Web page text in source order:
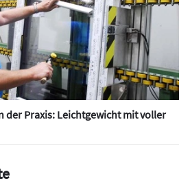
der Praxis: Leichtgewicht mit voller